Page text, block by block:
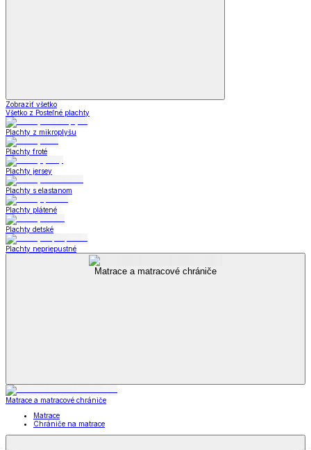
Zobraziť všetko
Všetko z Posteľné plachty
Plachty z mikroplyšu
Plachty froté
Plachty jersey
Plachty s elastanom
Plachty plátené
Plachty detské
Plachty nepriepustné
Matrace a matracové chrániče
Matrace a matracové chrániče
Matrace
Chrániče na matrace